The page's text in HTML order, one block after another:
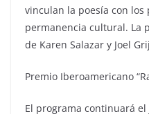
vinculan la poesía con los
permanencia cultural. La
de Karen Salazar y Joel
Premio Iberoamericano
El programa continuará